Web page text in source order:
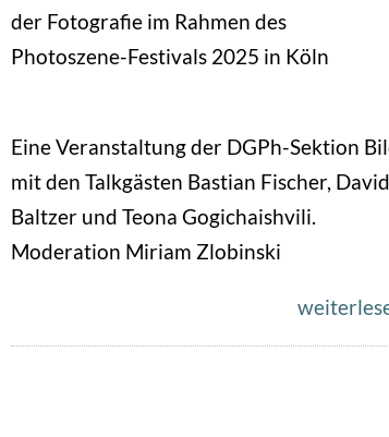
der Fotografie im Rahmen des
Photoszene-Festivals 2025 in Köln
Eine Veranstaltung der DGPh-Sektion
mit den Talkgästen Bastian Fischer, David
Baltzer und Teona Gogichaishvili.
Moderation Miriam Zlobinski